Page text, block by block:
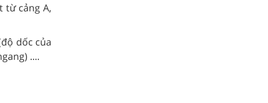
từ cảng A,
dốc của
....